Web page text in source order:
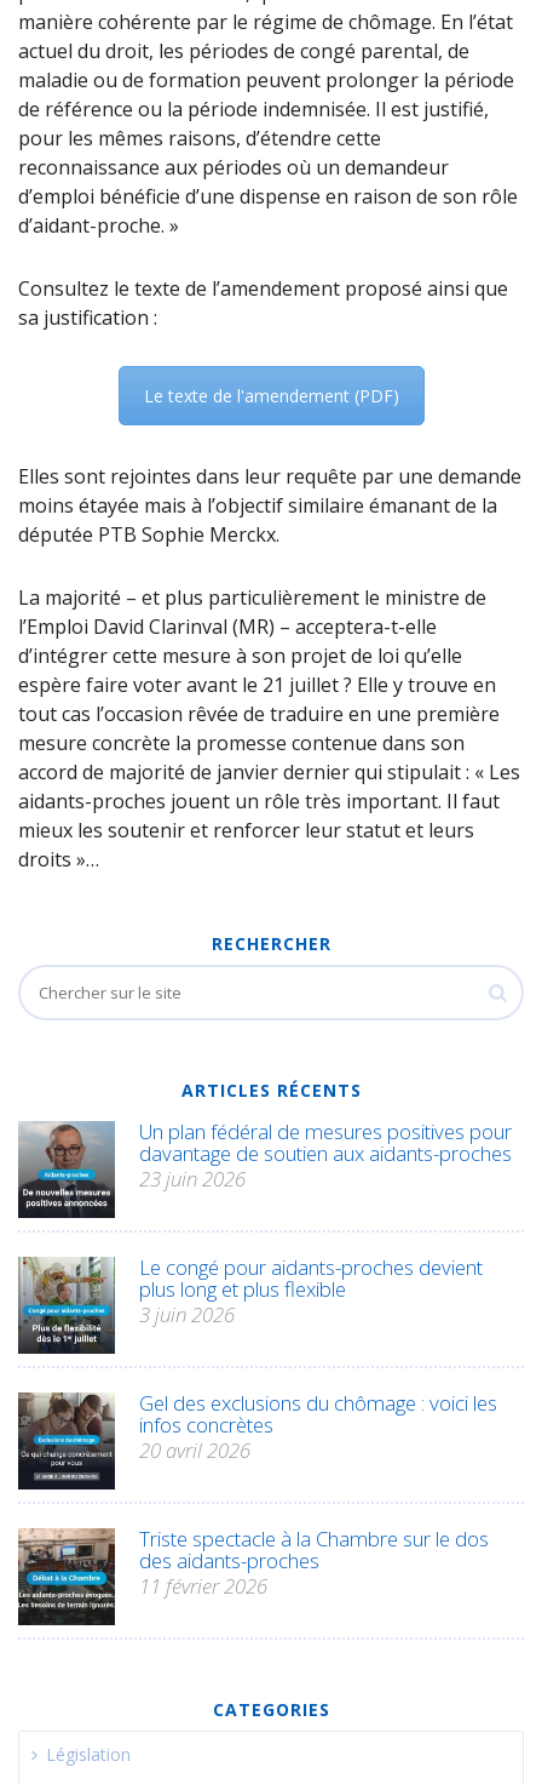
manière cohérente par le régime de chômage. En l’état
actuel du droit, les périodes de congé parental, de
maladie ou de formation peuvent prolonger la période
de référence ou la période indemnisée. Il est justifié,
pour les mêmes raisons, d’étendre cette
reconnaissance aux périodes où un demandeur
d’emploi bénéficie d’une dispense en raison de son rôle
d’aidant-proche. »
Consultez le texte de l’amendement proposé ainsi que
sa justification :
Le texte de l'amendement (PDF)
Elles sont rejointes dans leur requête par une demande
moins étayée mais à l’objectif similaire émanant de la
députée PTB Sophie Merckx.
La majorité – et plus particulièrement le ministre de
l’Emploi David Clarinval (MR) – acceptera-t-elle
d’intégrer cette mesure à son projet de loi qu’elle
espère faire voter avant le 21 juillet ? Elle y trouve en
tout cas l’occasion rêvée de traduire en une première
mesure concrète la promesse contenue dans son
accord de majorité de janvier dernier qui stipulait : « Les
aidants-proches jouent un rôle très important. Il faut
mieux les soutenir et renforcer leur statut et leurs
droits »…
RECHERCHER
ARTICLES RÉCENTS
Un plan fédéral de mesures positives pour
davantage de soutien aux aidants-proches
23 juin 2026
Le congé pour aidants-proches devient
plus long et plus flexible
3 juin 2026
Gel des exclusions du chômage : voici les
infos concrètes
20 avril 2026
Triste spectacle à la Chambre sur le dos
des aidants-proches
11 février 2026
CATEGORIES
Législation